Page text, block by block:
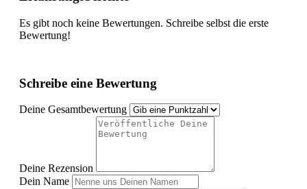
Es gibt noch keine Bewertungen. Schreibe selbst die erste
Bewertung!
Schreibe eine Bewertung
Deine Gesamtbewertung
Deine Rezension
Dein Name